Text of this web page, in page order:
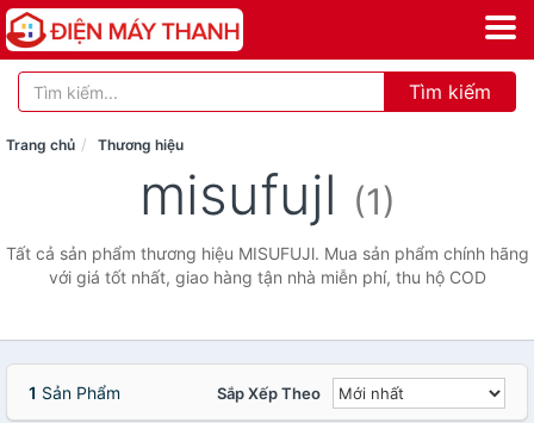
Tìm kiếm
Trang chủ Thương hiệu
misufujl (1)
Tất cả sản phẩm thương hiệu MISUFUJl. Mua sản phẩm chính hãng
với giá tốt nhất, giao hàng tận nhà miễn phí, thu hộ COD
1 Sản Phẩm Sắp Xếp Theo